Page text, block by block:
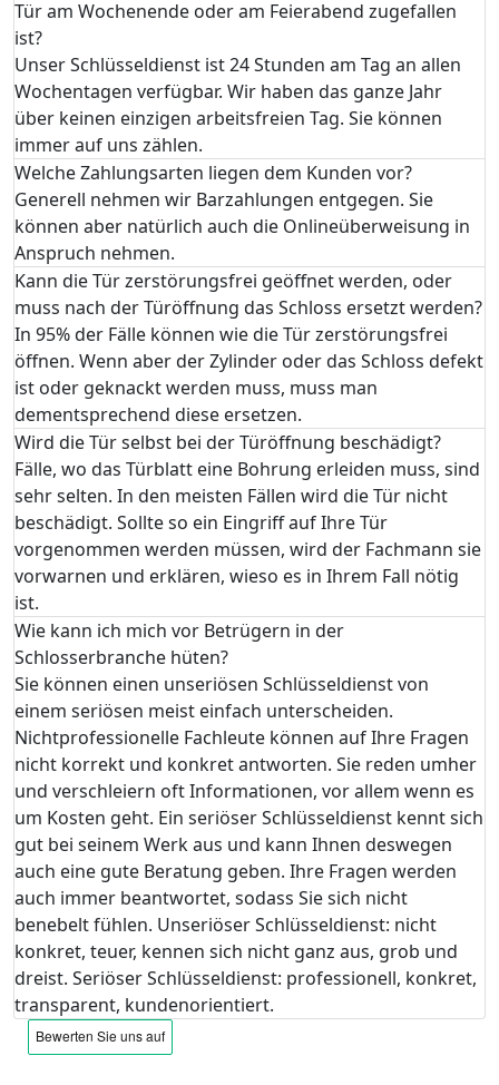
Tür am Wochenende oder am Feierabend zugefallen
ist?
Unser Schlüsseldienst ist 24 Stunden am Tag an allen
Wochentagen verfügbar. Wir haben das ganze Jahr
über keinen einzigen arbeitsfreien Tag. Sie können
immer auf uns zählen.
Welche Zahlungsarten liegen dem Kunden vor?
Generell nehmen wir Barzahlungen entgegen. Sie
können aber natürlich auch die Onlineüberweisung in
Anspruch nehmen.
Kann die Tür zerstörungsfrei geöffnet werden, oder
muss nach der Türöffnung das Schloss ersetzt werden?
In 95% der Fälle können wie die Tür zerstörungsfrei
öffnen. Wenn aber der Zylinder oder das Schloss defekt
ist oder geknackt werden muss, muss man
dementsprechend diese ersetzen.
Wird die Tür selbst bei der Türöffnung beschädigt?
Fälle, wo das Türblatt eine Bohrung erleiden muss, sind
sehr selten. In den meisten Fällen wird die Tür nicht
beschädigt. Sollte so ein Eingriff auf Ihre Tür
vorgenommen werden müssen, wird der Fachmann sie
vorwarnen und erklären, wieso es in Ihrem Fall nötig
ist.
Wie kann ich mich vor Betrügern in der
Schlosserbranche hüten?
Sie können einen unseriösen Schlüsseldienst von
einem seriösen meist einfach unterscheiden.
Nichtprofessionelle Fachleute können auf Ihre Fragen
nicht korrekt und konkret antworten. Sie reden umher
und verschleiern oft Informationen, vor allem wenn es
um Kosten geht. Ein seriöser Schlüsseldienst kennt sich
gut bei seinem Werk aus und kann Ihnen deswegen
auch eine gute Beratung geben. Ihre Fragen werden
auch immer beantwortet, sodass Sie sich nicht
benebelt fühlen. Unseriöser Schlüsseldienst: nicht
konkret, teuer, kennen sich nicht ganz aus, grob und
dreist. Seriöser Schlüsseldienst: professionell, konkret,
transparent, kundenorientiert.